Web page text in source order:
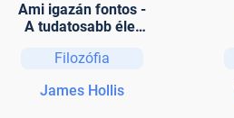
Ami igazán fontos -
A tudatosabb élet
Filozófia
James Hollis